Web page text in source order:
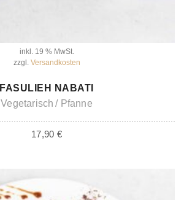
inkl. 19 % MwSt.
zzgl. Versandkosten
IN DEN WARENKORB
FASULIEH NABATI
Vegetarisch
Pfanne
17,90 €